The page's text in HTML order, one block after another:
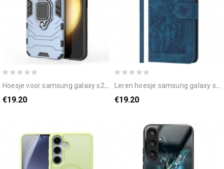
hoesje voor samsung galaxy s25 plus 5g ringbestendig
€19.20
leren hoesje samsung galaxy s25 plus 5g bloemen in suède-effect
€19.20